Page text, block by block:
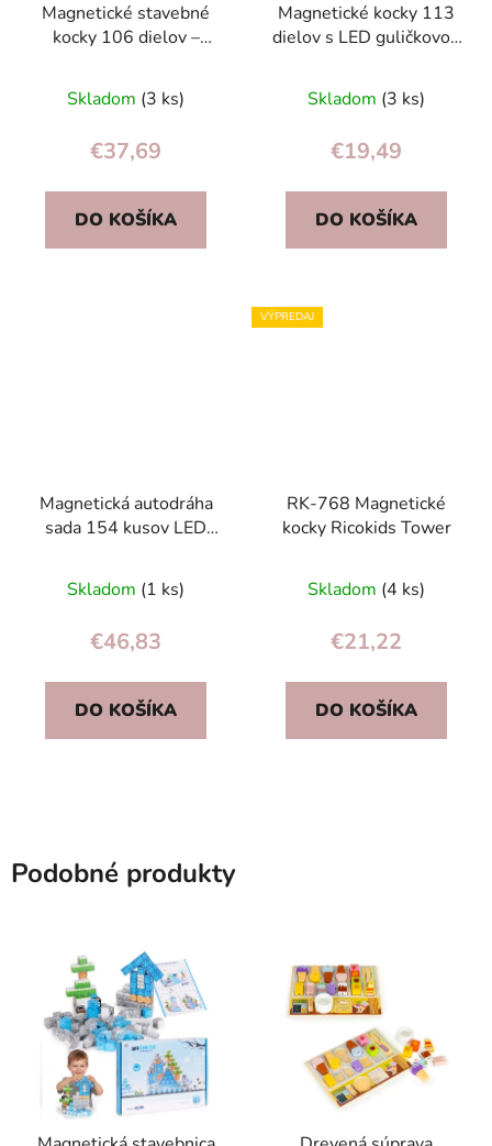
Magnetické stavebné
kocky 106 dielov –
kolieskami pre deti 3+
hodnotenie
produktu
je
5,0
z
Skladom (3 ks)
€37,69
DO KOŠÍKA
Magnetické kocky 113
dielov s LED guličkovou
pre deti 3+
Skladom (3 ks)
€19,49
DO KOŠÍKA
Magnetická autodráha
sada 154 kusov LED
Skladom (1 ks)
€46,83
DO KOŠÍKA
VÝPREDAJ
RK-768 Magnetické
kocky Ricokids Tower
Skladom (4 ks)
€21,22
DO KOŠÍKA
Podobné produkty